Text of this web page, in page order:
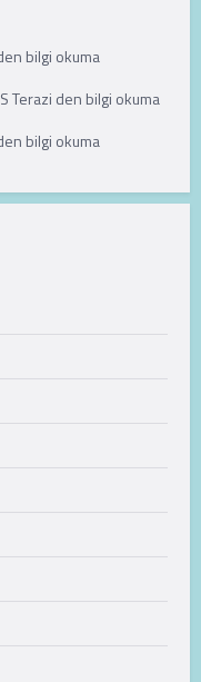
bilgi okuma
Terazi den bilgi okuma
bilgi okuma